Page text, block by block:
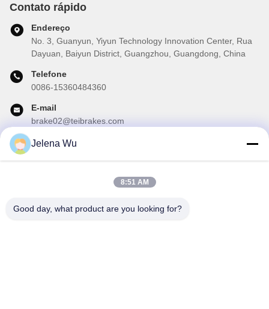
Contato rápido
Endereço
No. 3, Guanyun, Yiyun Technology Innovation Center, Rua
Dayuan, Baiyun District, Guangzhou, Guangdong, China
Telefone
0086-15360484360
E-mail
brake02@teibrakes.com
mais.
Jelena Wu
8:51 AM
Good day, what product are you looking for?